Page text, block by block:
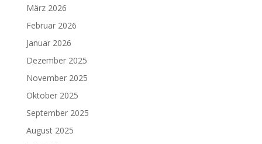
März 2026
Februar 2026
Januar 2026
Dezember 2025
November 2025
Oktober 2025
September 2025
August 2025